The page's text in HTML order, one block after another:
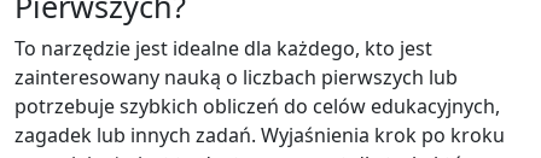
To narzędzie jest idealne dla każdego, kto jest
zainteresowany nauką o liczbach pierwszych lub
potrzebuje szybkich obliczeń do celów edukacyjnych,
zagadek lub innych zadań. Wyjaśnienia krok po kroku